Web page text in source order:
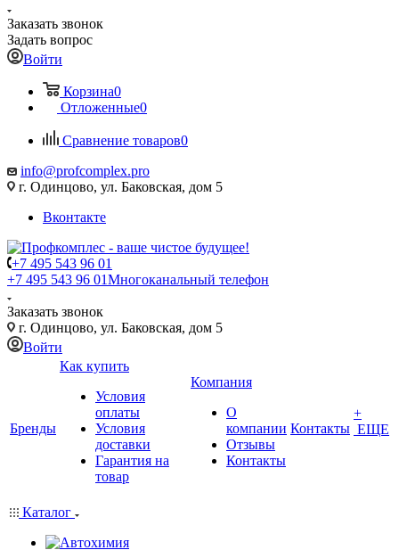
Заказать звонок
Задать вопрос
Войти
Корзина0
Отложенные0
Сравнение товаров0
info@profcomplex.pro
г. Одинцово, ул. Баковская, дом 5
Вконтакте
+7 495 543 96 01
+7 495 543 96 01Многоканальный телефон
Заказать звонок
г. Одинцово, ул. Баковская, дом 5
Войти
Бренды
Как купить
Условия
оплаты
Условия
доставки
Гарантия на
товар
Компания
О
компании
Отзывы
Контакты
Контакты
+
ЕЩЕ
Каталог